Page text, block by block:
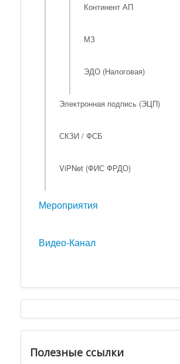
Континент АП
МЗ
ЭДО (Налоговая)
Электронная подпись (ЭЦП)
СКЗИ / ФСБ
ViPNet (ФИС ФРДО)
Мероприятия
Видео-Канал
Полезные ссылки